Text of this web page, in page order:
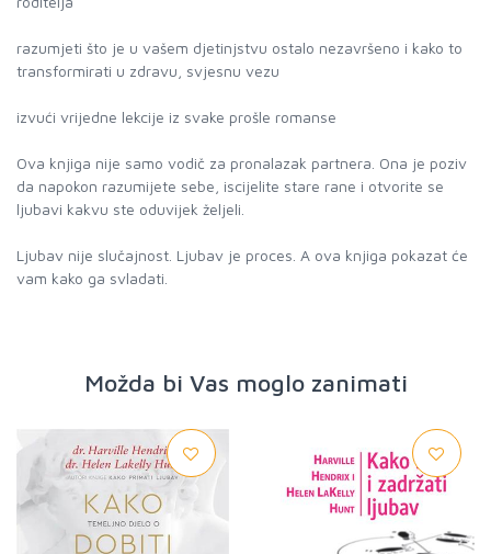
razumjeti što je u vašem djetinjstvu ostalo nezavršeno i kako to
transformirati u zdravu, svjesnu vezu
izvući vrijedne lekcije iz svake prošle romanse
Ova knjiga nije samo vodič za pronalazak partnera. Ona je poziv
da napokon razumijete sebe, iscijelite stare rane i otvorite se
ljubavi kakvu ste oduvijek željeli.
Ljubav nije slučajnost. Ljubav je proces. A ova knjiga pokazat će
vam kako ga svladati.
Možda bi Vas moglo zanimati